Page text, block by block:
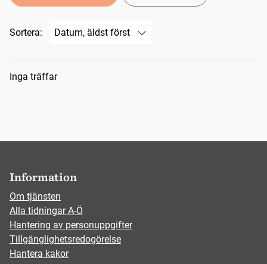
Sortera:
Sökresultat
Inga träffar
Information
Om tjänsten
Alla tidningar A-Ö
Hantering av personuppgifter
Tillgänglighetsredogörelse
Hantera kakor